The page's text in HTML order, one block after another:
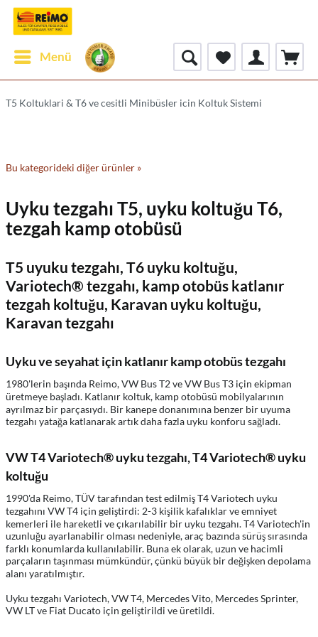
Menü
T5 Koltuklari & T6 ve cesitli Minibüsler icin Koltuk Sistemi
Bu kategorideki diğer ürünler »
Uyku tezgahı T5, uyku koltuğu T6,
tezgah kamp otobüsü
T5 uyuku tezgahı, T6 uyku koltuğu,
Variotech® tezgahı, kamp otobüs katlanır
tezgah koltuğu, Karavan uyku koltuğu,
Karavan tezgahı
Uyku ve seyahat için katlanır kamp otobüs tezgahı
1980'lerin başında Reimo, VW Bus T2 ve VW Bus T3 için ekipman
üretmeye başladı. Katlanır koltuk, kamp otobüsü mobilyalarının
ayrılmaz bir parçasıydı. Bir kanepe donanımına benzer bir uyuma
tezgahı yatağa katlanarak artık daha fazla uyku konforu sağladı.
VW T4 Variotech® uyku tezgahı, T4 Variotech® uyku
koltuğu
1990'da Reimo, TÜV tarafından test edilmiş T4 Variotech uyku
tezgahını VW T4 için geliştirdi: 2-3 kişilik kafalıklar ve emniyet
kemerleri ile hareketli ve çıkarılabilir bir uyku tezgahı. T4 Variotech'in
uzunluğu ayarlanabilir olması nedeniyle, araç bazında sürüş sırasında
farklı konumlarda kullanılabilir. Buna ek olarak, uzun ve hacimli
parçaların taşınması mümkündür, çünkü büyük bir değişken depolama
alanı yaratılmıştır.
Uyku tezgahı Variotech, VW T4, Mercedes Vito, Mercedes Sprinter,
VW LT ve Fiat Ducato için geliştirildi ve üretildi.